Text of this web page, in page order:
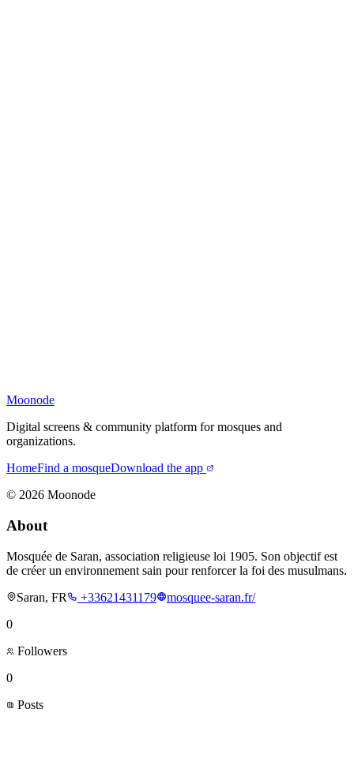
Moonode
Digital screens & community platform for mosques and
organizations.
HomeFind a mosqueDownload the app
© 2026 Moonode
About
Mosquée de Saran, association religieuse loi 1905. Son objectif est
de créer un environnement sain pour renforcer la foi des musulmans.
Saran, FR
+33621431179
mosquee-saran.fr/
0
Followers
0
Posts